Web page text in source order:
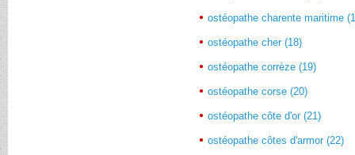
ostéopathe charente maritime
ostéopathe cher (18)
ostéopathe corrèze (19)
ostéopathe corse (20)
ostéopathe côte d'or (21)
ostéopathe côtes d'armor (22)